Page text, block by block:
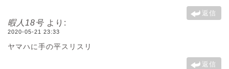
返信
暇人18号 より:
2020-05-21 23:33
ヤマハに手の平スリスリ
返信